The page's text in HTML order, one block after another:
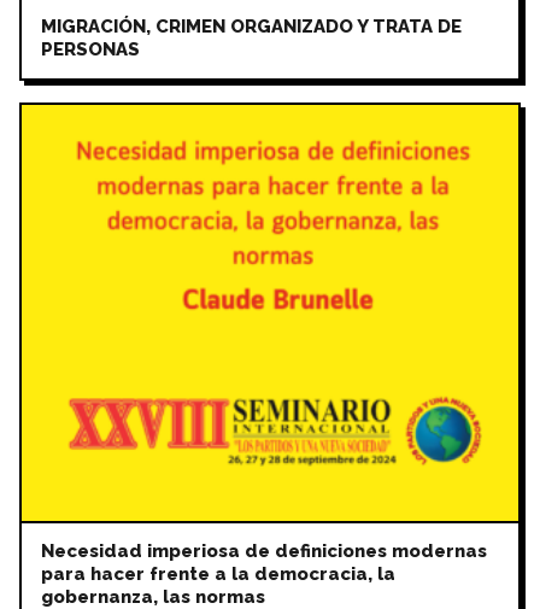
MIGRACIÓN, CRIMEN ORGANIZADO Y TRATA DE
PERSONAS
Necesidad imperiosa de definiciones modernas
para hacer frente a la democracia, la
gobernanza, las normas